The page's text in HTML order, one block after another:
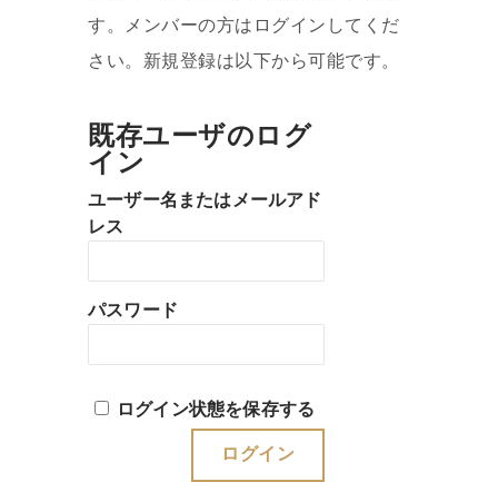
す。メンバーの方はログインしてくだ
さい。新規登録は以下から可能です。
既存ユーザのログ
イン
ユーザー名またはメールアド
レス
パスワード
ログイン状態を保存する